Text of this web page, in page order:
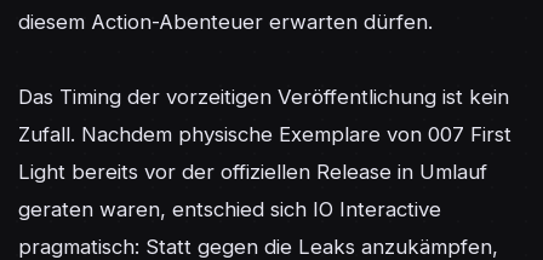
diesem Action-Abenteuer erwarten dürfen.
Das Timing der vorzeitigen Veröffentlichung ist kein
Zufall. Nachdem physische Exemplare von 007 First
Light bereits vor der offiziellen Release in Umlauf
geraten waren, entschied sich IO Interactive
pragmatisch: Statt gegen die Leaks anzukämpfen,